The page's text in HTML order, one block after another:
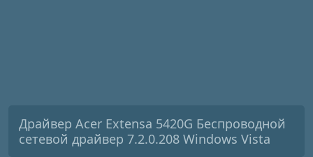
Драйвер Acer Extensa 5420G Беспроводной
сетевой драйвер 7.2.0.208 Windows Vista